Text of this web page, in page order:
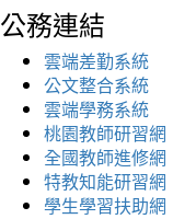
公務連結
雲端差勤系統
公文整合系統
雲端學務系統
桃園教師研習網
全國教師進修網
特教知能研習網
學生學習扶助網